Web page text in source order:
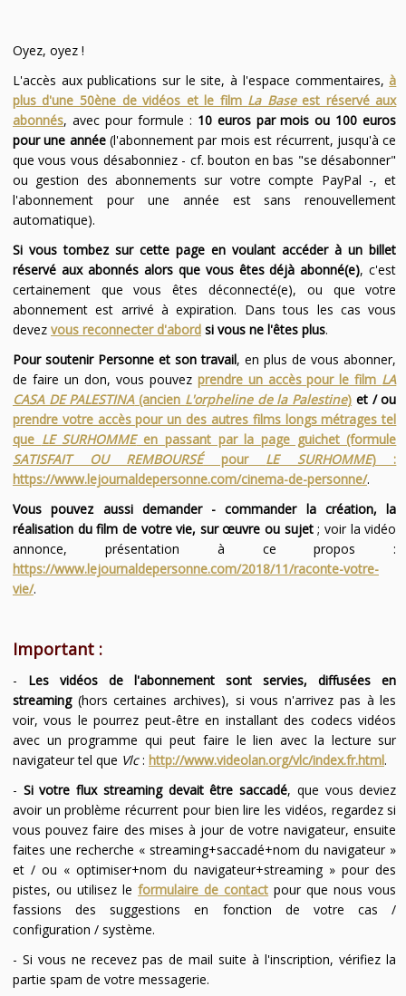
Oyez, oyez !
L'accès aux publications sur le site, à l'espace commentaires,à
plus d'une 50ène de vidéos et le film La Baseest réservé aux
abonnés, avec pour formule : 10 euros par mois ou 100 euros
pour une année(l'abonnement par mois est récurrent, jusqu'à ce
que vous vous désabonniez - cf. bouton en bas "se désabonner"
ou gestion des abonnements sur votre compte PayPal -, et
l'abonnement pour une année est sans renouvellement
automatique).
Si vous tombez sur cette page en voulant accéder à un billet
réservé aux abonnés alors que vous êtes déjà abonné(e), c'est
certainement que vous êtes déconnecté(e), ou que votre
abonnement est arrivé à expiration. Dans tous les cas vous
devez vous reconnecter d'abordsi vous ne l'êtes plus.
Pour soutenir Personne et son travail, en plus de vous abonner,
de faire un don, vous pouvez prendre un accès pour le film LA
CASA DE PALESTINA(ancien L'orpheline de la Palestine) et / ou
prendre votre accès pour un des autres films longs métrages tel
que LE SURHOMMEen passant par la page guichet (formule
SATISFAIT OU REMBOURSÉpour LE SURHOMME) :
https://www.lejournaldepersonne.com/cinema-de-personne/.
Vous pouvez aussi demander - commander la création, la
réalisation du film de votre vie, sur œuvre ou sujet; voir la vidéo
annonce, présentation à ce propos :
https://www.lejournaldepersonne.com/2018/11/raconte-votre-
vie/.
Important :
- Les vidéos de l'abonnement sont servies, diffusées en
streaming(hors certaines archives), si vous n'arrivez pas à les
voir, vous le pourrez peut-être en installant des codecs vidéos
avec un programme qui peut faire le lien avec la lecture sur
navigateur tel que Vlc: http://www.videolan.org/vlc/index.fr.html.
- Si votre flux streaming devait être saccadé, que vous deviez
avoir un problème récurrent pour bien lire les vidéos, regardez si
vous pouvez faire des mises à jour de votre navigateur, ensuite
faites une recherche « streaming+saccadé+nom du navigateur »
et / ou « optimiser+nom du navigateur+streaming » pour des
pistes, ou utilisez leformulaire de contact pour que nous vous
fassions des suggestions en fonction de votre cas /
configuration / système.
- Si vous ne recevez pas de mail suite à l'inscription, vérifiez la
partie spam de votre messagerie.